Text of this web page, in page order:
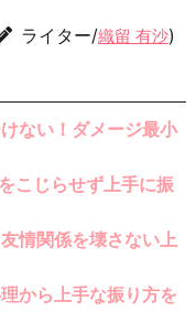
ライター/織留 有沙)
ない！ダメージ最小
こじらせず上手に振
情関係を壊さない上
から上手な振り方を